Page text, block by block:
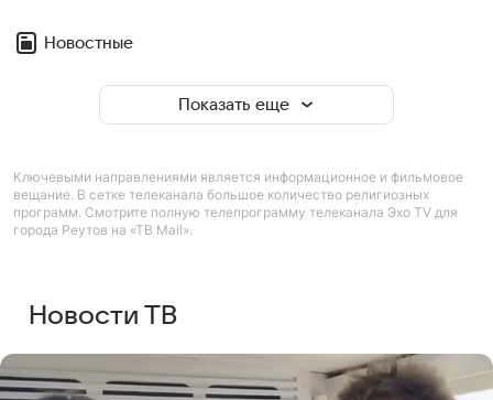
Новостные
Показать еще
Ключевыми направлениями является информационное и фильмовое
вещание. В сетке телеканала большое количество религиозных
программ. Смотрите полную телепрограмму телеканала Эхо TV для
города Реутов на «ТВ Mail».
Новости ТВ